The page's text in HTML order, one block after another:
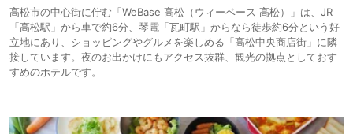
高松市の中心街に佇む「WeBase 高松（ウィーベース 高松）」は、JR
「高松駅」から車で約6分、琴電「瓦町駅」からなら徒歩約6分という好
立地にあり、ショッピングやグルメを楽しめる「高松中央商店街」に隣
接しています。夜のお出かけにもアクセス抜群、観光の拠点としておす
すめのホテルです。